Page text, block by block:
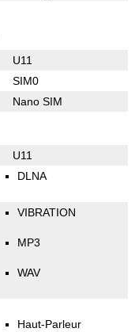
U11
SIM0
Nano SIM
U11
DLNA
VIBRATION
MP3
WAV
Haut-Parleur